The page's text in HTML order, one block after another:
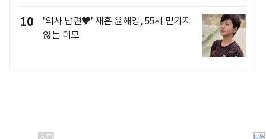
10
'의사 남편♥' 재혼 윤해영, 55세 믿기지
않는 미모